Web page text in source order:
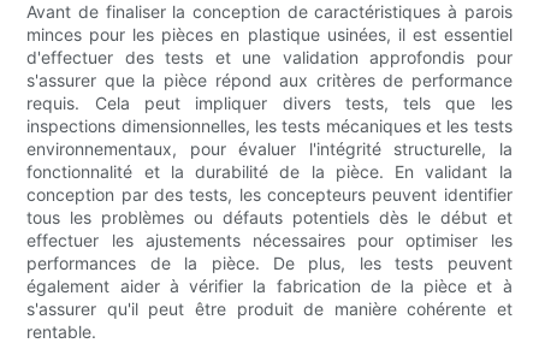
Avant de finaliser la conception de caractéristiques à parois
minces pour les pièces en plastique usinées, il est essentiel
d'effectuer des tests et une validation approfondis pour
s'assurer que la pièce répond aux critères de performance
requis. Cela peut impliquer divers tests, tels que les
inspections dimensionnelles, les tests mécaniques et les tests
environnementaux, pour évaluer l'intégrité structurelle, la
fonctionnalité et la durabilité de la pièce. En validant la
conception par des tests, les concepteurs peuvent identifier
tous les problèmes ou défauts potentiels dès le début et
effectuer les ajustements nécessaires pour optimiser les
performances de la pièce. De plus, les tests peuvent
également aider à vérifier la fabrication de la pièce et à
s'assurer qu'il peut être produit de manière cohérente et
rentable.